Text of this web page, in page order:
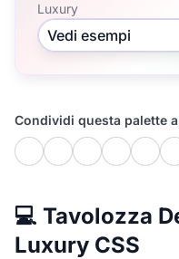
Luxury
Vedi esempi
Condividi questa palette
💻 Tavolozza
Luxury CSS